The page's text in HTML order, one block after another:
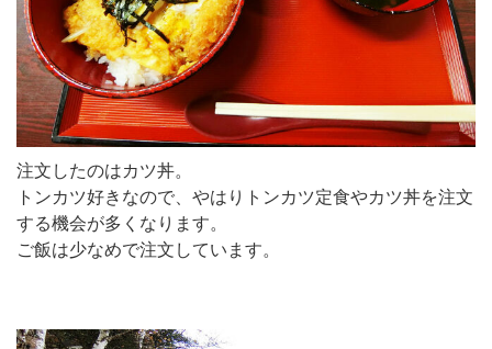
注文したのはカツ丼。
トンカツ好きなので、やはりトンカツ定食やカツ丼を注文
する機会が多くなります。
ご飯は少なめで注文しています。